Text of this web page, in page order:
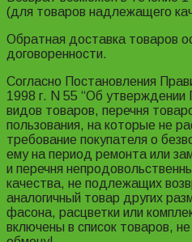
(для товаров надлежащего
Обратная доставка товаров
договоренности.
Согласно Постановления
1998 г. N 55 “Об
видов товаров, перечня
пользования, на которые не
требование покупателя о
ему на период ремонта или
и перечня
качества, не подлежащих
аналогичный товар других
фасона, расцветки или
включены в список товаров,